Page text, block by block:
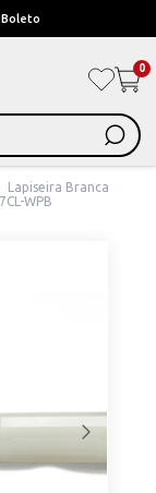
Boleto
0
Lapiseira Branca
WPB